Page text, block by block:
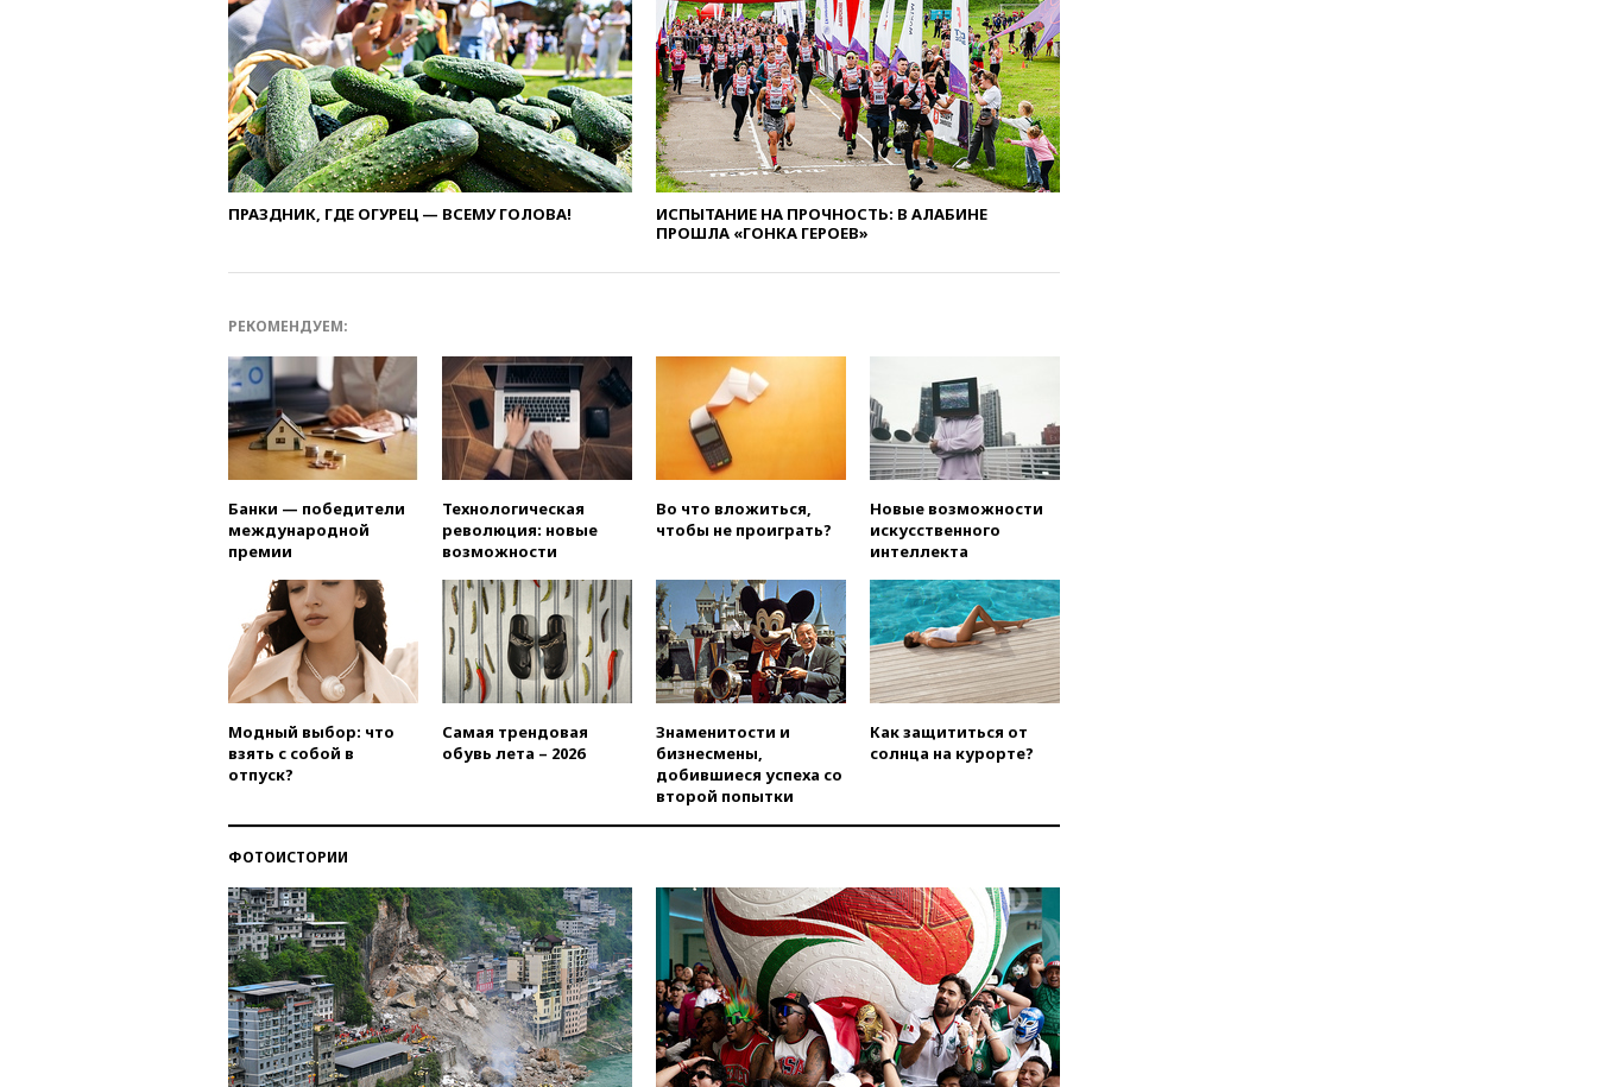
вчера, 21:35Машков: в РФ
подготовили концепцию
развития театрального
искусства до 2035 года
вчера, 21:21 Правительство
РФ разрешило продажу
бензина старых
экологических классов
вчера, 21:15Путин обсудил с
Машковым 150-летие Союза
ПВО за 12 часов
сбила 200 украинских
беспилотников
вчера, 20:20Третий комплект
золотых медалей выиграли на
вчера, 20:15ТАСС: жизни
главы «Уралдронзавода»
после взрыва ничего не
угрожает
вчера, 20:08По всей Грузии
снова отключилось
электричество
дефицит ракет с попыткой
Запада принудить Киев к
уступкам
вчера, 19:35Памфилова
сообщила об омоложении
партийных списков на выборах
в Госдуму
вчера, 19:25Путин
прокомментировал первый
номер «Единой России» в
бюллетене
ПРАЗДНИК, ГДЕ ОГУРЕЦ — ВСЕМУ ГОЛОВА!
ИСПЫТАНИЕ НА ПРОЧНОСТЬ: В АЛАБИНЕ
ПРОШЛА «ГОНКА ГЕРОЕВ»
РЕКОМЕНДУЕМ:
Банки — победители
международной
премии
Технологическая
революция: новые
возможности
Во что вложиться,
чтобы не проиграть?
Новые возможности
искусственного
интеллекта
Модный выбор: что
взять с собой в
отпуск?
Самая трендовая
обувь лета – 2026
Знаменитости и
бизнесмены,
добившиеся успеха со
второй попытки
Как защититься от
солнца на курорте?
ФОТОИСТОРИИ